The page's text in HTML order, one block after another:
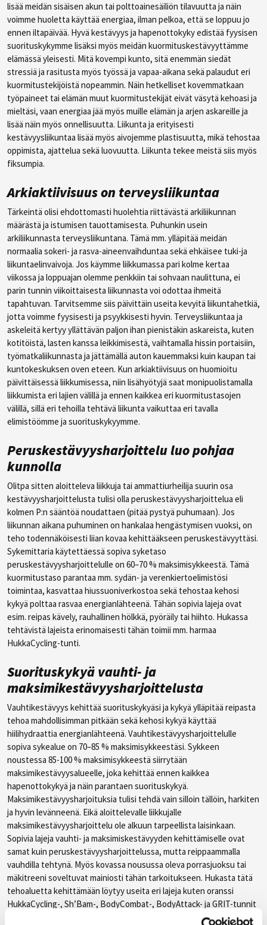
lisää meidän sisäisen akun tai polttoainesäiliön tilavuutta ja näin
voimme huoletta käyttää energiaa, ilman pelkoa, että se loppuu jo
ennen iltapäivää. Hyvä kestävyys ja hapenottokyky edistää fyysisen
suorituskykymme lisäksi myös meidän kuormituskestävyyttämme
elämässä yleisesti. Mitä kovempi kunto, sitä enemmän siedät
stressiä ja rasitusta myös työssä ja vapaa-aikana sekä palaudut eri
kuormitustekijöistä nopeammin. Näin hetkelliset kovemmatkaan
työpaineet tai elämän muut kuormitustekijät eivät väsytä kehoasi ja
mieltäsi, vaan energiaa jää myös muille elämän ja arjen askareille ja
lisää näin myös onnellisuutta. Liikunta ja erityisesti
kestävyysliikuntaa lisää myös aivojemme plastisuutta, mikä tehostaa
oppimista, ajattelua sekä luovuutta. Liikunta tekee meistä siis myös
fiksumpia.
Arkiaktiivisuus on terveysliikuntaa
Tärkeintä olisi ehdottomasti huolehtia riittävästä arkiliikunnan
määrästä ja istumisen tauottamisesta. Puhunkin usein
arkiliikunnasta terveysliikuntana. Tämä mm. ylläpitää meidän
normaalia sokeri- ja rasva-aineenvaihduntaa sekä ehkäisee tuki-ja
liikuntaelinvaivoja. Jos käymme liikkumassa pari kolme kertaa
viikossa ja loppuajan olemme penkkiin tai sohvaan naulittuna, ei
parin tunnin viikoittaisesta liikunnasta voi odottaa ihmeitä
tapahtuvan. Tarvitsemme siis päivittäin useita kevyitä liikuntahetkiä,
jotta voimme fyysisesti ja psyykkisesti hyvin. Terveysliikuntaa ja
askeleitä kertyy yllättävän paljon ihan pienistäkin askareista, kuten
kotitöistä, lasten kanssa leikkimisestä, vaihtamalla hissin portaisiin,
työmatkaliikunnasta ja jättämällä auton kauemmaksi kuin kaupan tai
kuntokeskuksen oven eteen. Kun arkiaktiivisuus on huomioitu
päivittäisessä liikkumisessa, niin lisähyötyjä saat monipuolistamalla
liikkumista eri lajien välillä ja ennen kaikkea eri kuormitustasojen
välillä, sillä eri tehoilla tehtävä liikunta vaikuttaa eri tavalla
elimistöömme ja suorituskykyymme.
Peruskestävyysharjoittelu luo pohjaa
kunnolla
Olitpa sitten aloitteleva liikkuja tai ammattiurheilija suurin osa
kestävyysharjoittelusta tulisi olla peruskestävyysharjoittelua eli
kolmen P:n sääntöä noudattaen (pitää pystyä puhumaan). Jos
liikunnan aikana puhuminen on hankalaa hengästymisen vuoksi, on
teho todennäköisesti liian kovaa kehittääkseen peruskestävyyttäsi.
Sykemittaria käytettäessä sopiva syketaso
peruskestävyysharjoittelulle on 60–70 % maksimisykkeestä. Tämä
kuormitustaso parantaa mm. sydän- ja verenkiertoelimistösi
toimintaa, kasvattaa hiussuoniverkostoa sekä tehostaa kehosi
kykyä polttaa rasvaa energianlähteenä. Tähän sopivia lajeja ovat
esim. reipas kävely, rauhallinen hölkkä, pyöräily tai hiihto. Hukassa
tehtävistä lajeista erinomaisesti tähän toimii mm. harmaa
HukkaCycling-tunti.
Suorituskykyä vauhti- ja
maksimikestävyysharjoittelusta
Vauhtikestävyys kehittää suorituskykyäsi ja kykyä ylläpitää reipasta
tehoa mahdollisimman pitkään sekä kehosi kykyä käyttää
hiilihydraattia energianlähteenä. Vauhtikestävyysharjoittelulle
sopiva sykealue on 70–85 % maksimisykkeestäsi. Sykkeen
noustessa 85-100 % maksimisykkeestä siirrytään
maksimikestävyysalueelle, joka kehittää ennen kaikkea
hapenottokykyä ja näin parantaen suorituskykyä.
Maksimikestävyysharjoituksia tulisi tehdä vain silloin tällöin, harkiten
ja hyvin levänneenä. Eikä aloittelevalle liikkujalle
maksimikestävyysharjoittelu ole alkuun tarpeellista laisinkaan.
Sopivia lajeja vauhti- ja maksimiskestävyyden kehittämiselle ovat
samat kuin peruskestävyysharjoittelussa, mutta reippaammalla
vauhdilla tehtynä. Myös kovassa nousussa oleva porrasjuoksu tai
mäkitreeni soveltuvat mainiosti tähän tarkoitukseen. Hukasta tätä
tehoaluetta kehittämään löytyy useita eri lajeja kuten oranssi
HukkaCycling-, Sh’Bam-, BodyCombat-, BodyAttack- ja GRIT-tunnit